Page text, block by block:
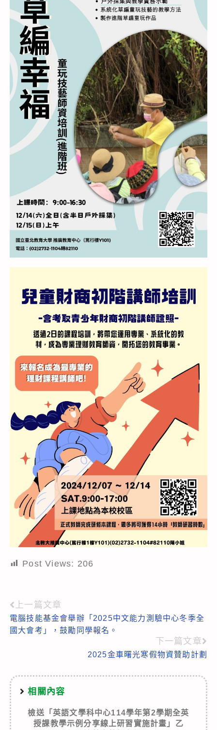
Post Views: 206
Read
more
上一篇文章
電腦技能基金會舉辦「2025中文能力測驗中心冬季全
國大會考」，鼓勵同學報名。
下一篇文章
2025金車曙光寒假物資贊助計劃
相關內容
檢送「英語文學科中心114學年第2學期全英
授課教學示例分享線上研習實施計畫」乙